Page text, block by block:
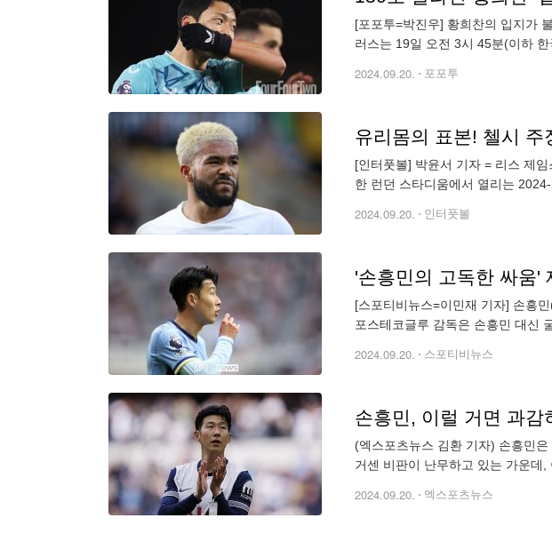
[포포투=박진우] 황희찬의 입지가
러스는 19일 오전 3시 45분(이하
2024.09.20. 포포투
유리몸의 표본! 첼시
[인터풋볼] 박윤서 기자 = 리스 제
한 런던 스타디움에서 열리는
2024.09.20. 인터풋볼
'손흥민의 고독한 싸움'
[스포티비뉴스=이민재 기자] 손흥
포스테코글루 감독은 손흥민 대신
2024.09.20. 스포티비뉴스
손흥민, 이럴 거면 과
(엑스포츠뉴스 김환 기자) 손흥민
거센 비판이 난무하고 있는 가운데
2024.09.20. 엑스포츠뉴스